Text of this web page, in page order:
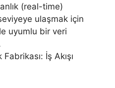
(real-time)
ulaşmak için
uyumlu bir veri
İş Akışı